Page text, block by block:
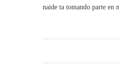
naide ta tomando parte en